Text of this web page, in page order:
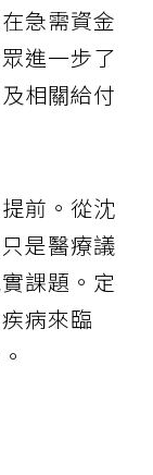
急需資金
進一步了
相關給付
前。從沈
是醫療議
課題。定
病來臨